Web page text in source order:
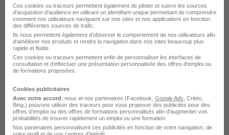
Béziers - 34
Alternance
1 018,15 - 1 823,03 € / mois
Voir l’offre
il y a 16 jours
Ces cookies ou traceurs permettent également de piloter et suivre les sources
d'acquisition d'audience en utilisant un identifiant unique permettant de comprendre
comment nos utilisateurs naviguent sur nos sites et nos applications en fonction
des différentes sources de trafic.
Ils nous permettent également d’observer le comportement de nos utilisateurs afin
d'améliorer nos produits et rendre la navigation dans nos sites beaucoup plus
rapide et fluide.
Ces cookies ou traceurs permettent enfin de personnaliser les interfaces de
consultation et d'effectuer une présentation personnalisée des offres d'emploi ou
de formations proposées.
Cookies publicitaires
Avec votre accord , nous et nos partenaires (Facebook, Google Ads , Critéo,
Bing,) pouvons utiliser des traceurs pour vous proposer des publicités pour des
offres d’emploi ou des offres de formations personnalisés afin d’augmenter vos
probabilités de trouver rapidement un emploi ou une formation.
Nos partenaires personnalisent ces publicités en fonction de votre navigation, de
votre profil et de vos centres d’intérêt.